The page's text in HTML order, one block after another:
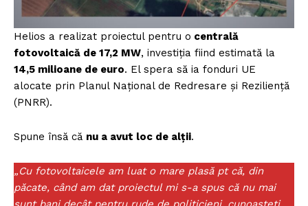
Helios a realizat proiectul pentru o centrală
fotovoltaică de 17,2 MW, investiția fiind estimată la
14,5 milioane de euro. El spera să ia fonduri UE
alocate prin Planul Național de Redresare și Reziliență
(PNRR).
Spune însă că nu a avut loc de alții.
„Cu fotovoltaicele am luat o mare plasă pt că, din
păcate, când am dat proiectul mi s-a spus că nu mai